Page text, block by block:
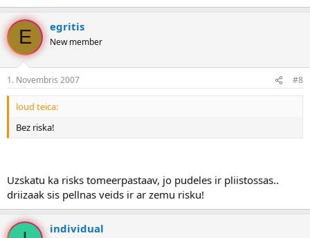
E egritis
New member
1. Novembris 2007 #8
loud teica:
Bez riska!
Uzskatu ka risks tomeerpastaav, jo pudeles ir pliistossas..
driizaak sis pellnas veids ir ar zemu risku!
individual